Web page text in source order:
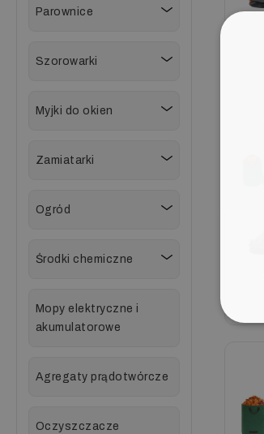
Parownice
Szorowarki
Myjki do okien
Zamiatarki
Ogród
Środki chemiczne
Mopy elektryczne i
akumulatorowe
Agregaty prądotwórcze
Oczyszczacze